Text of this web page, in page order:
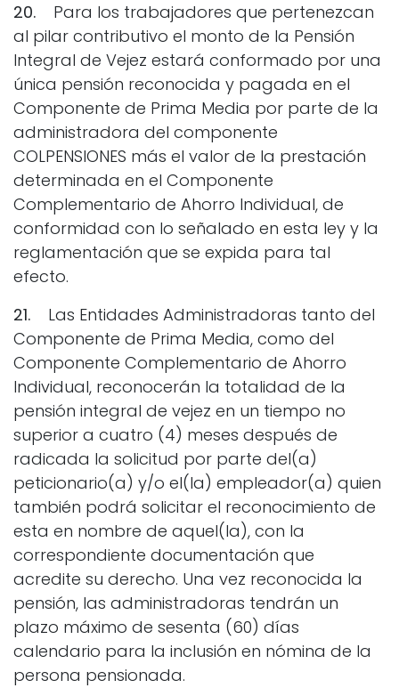
20. Para los trabajadores que pertenezcan
al pilar contributivo el monto de la Pensión
Integral de Vejez estará conformado por una
única pensión reconocida y pagada en el
Componente de Prima Media por parte de la
administradora del componente
COLPENSIONES más el valor de la prestación
determinada en el Componente
Complementario de Ahorro Individual, de
conformidad con lo señalado en esta ley y la
reglamentación que se expida para tal
efecto.
21. Las Entidades Administradoras tanto del
Componente de Prima Media, como del
Componente Complementario de Ahorro
Individual, reconocerán la totalidad de la
pensión integral de vejez en un tiempo no
superior a cuatro (4) meses después de
radicada la solicitud por parte del(a)
peticionario(a) y/o el(la) empleador(a) quien
también podrá solicitar el reconocimiento de
esta en nombre de aquel(la), con la
correspondiente documentación que
acredite su derecho. Una vez reconocida la
pensión, las administradoras tendrán un
plazo máximo de sesenta (60) días
calendario para la inclusión en nómina de la
persona pensionada.